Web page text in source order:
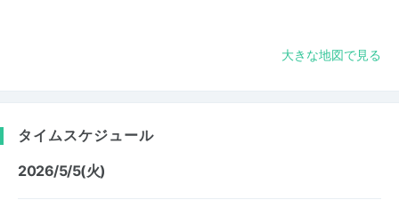
大きな地図で見る
タイムスケジュール
2026/5/5(火)